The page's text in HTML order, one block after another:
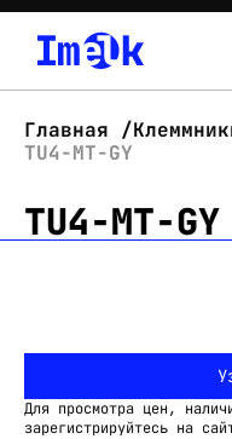
Главная
TU4-MT-GY
TU4-MT-GY
Для просмотра цен,
зарегистрируйтесь на